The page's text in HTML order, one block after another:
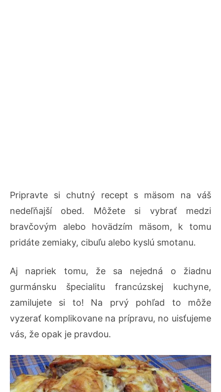
Pripravte si chutný recept s mäsom na váš
nedeľňajší obed. Môžete si vybrať medzi
bravčovým alebo hovädzím mäsom, k tomu
pridáte zemiaky, cibuľu alebo kyslú smotanu.
Aj napriek tomu, že sa nejedná o žiadnu
gurmánsku špecialitu francúzskej kuchyne,
zamilujete si to! Na prvý pohľad to môže
vyzerať komplikovane na prípravu, no uisťujeme
vás, že opak je pravdou.